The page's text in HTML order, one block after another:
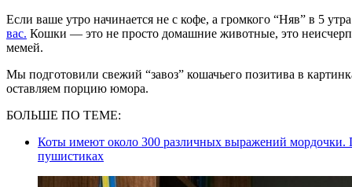
Если ваше утро начинается не с кофе, а громкого “Няв” в 5
вас. Кошки — это не просто домашние животные, это
мемей.
Мы подготовили свежий “завоз” кошачьего позитива в
оставляем порцию юмора.
БОЛЬШЕ ПО ТЕМЕ:
Коты имеют около 300 различных выражений мордочки.
пушистиках